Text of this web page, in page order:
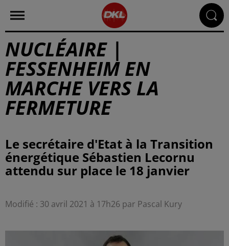
NUCLÉAIRE |
FESSENHEIM EN
MARCHE VERS LA
FERMETURE
Le secrétaire d'Etat à la Transition
énergétique Sébastien Lecornu
attendu sur place le 18 janvier
Modifié : 30 avril 2021 à 17h26 par Pascal Kury